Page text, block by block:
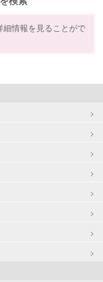
情報を見ることがで